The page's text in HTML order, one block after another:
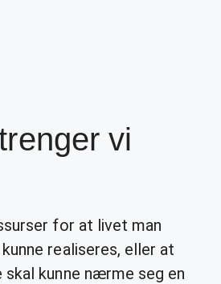
vi
for at livet man
realiseres, eller at
skal kunne nærme seg en